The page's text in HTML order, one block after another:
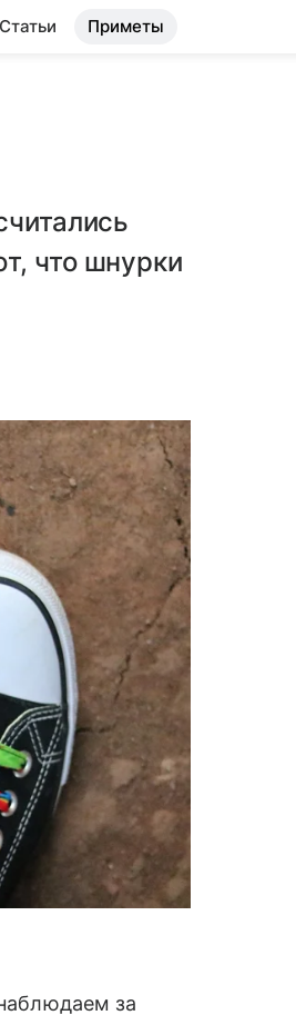
Статьи Приметы
что шнурки
за